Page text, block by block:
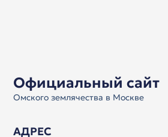
Официальный сайт
Омского землячества в Москве
АДРЕС